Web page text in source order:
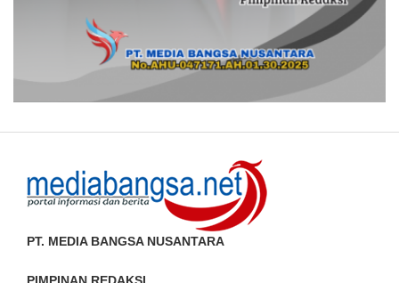
PT. MEDIA BANGSA NUSANTARA